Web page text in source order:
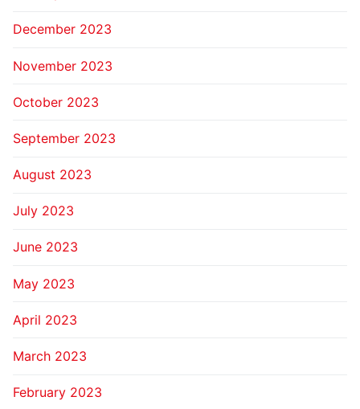
December 2023
November 2023
October 2023
September 2023
August 2023
July 2023
June 2023
May 2023
April 2023
March 2023
February 2023